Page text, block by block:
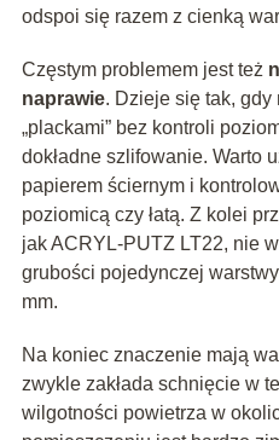
odspoi się razem z cienką
Częstym problemem jest też
naprawie. Dzieje się tak, gdy
„plackami” bez kontroli
dokładne szlifowanie. Warto
papierem ściernym i
poziomicą czy łatą. Z kolei
jak ACRYL-PUTZ LT22, nie
grubości pojedynczej
mm.
Na koniec znaczenie mają
zwykle zakłada schnięcie w
wilgotności powietrza w